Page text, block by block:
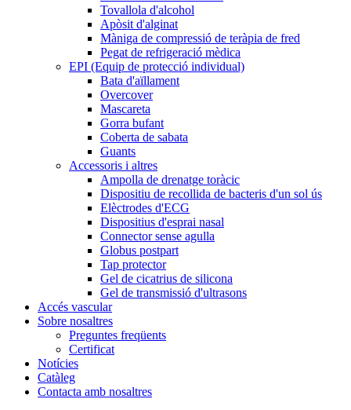
Tovallola d'alcohol
Apòsit d'alginat
Màniga de compressió de teràpia de fred
Pegat de refrigeració mèdica
EPI (Equip de protecció individual)
Bata d'aïllament
Overcover
Mascareta
Gorra bufant
Coberta de sabata
Guants
Accessoris i altres
Ampolla de drenatge toràcic
Dispositiu de recollida de bacteris d'un sol ús
Elèctrodes d'ECG
Dispositius d'esprai nasal
Connector sense agulla
Globus postpart
Tap protector
Gel de cicatrius de silicona
Gel de transmissió d'ultrasons
Accés vascular
Sobre nosaltres
Preguntes freqüents
Certificat
Notícies
Catàleg
Contacta amb nosaltres